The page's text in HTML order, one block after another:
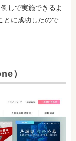
しで実施できるよ
とに成功したので
）